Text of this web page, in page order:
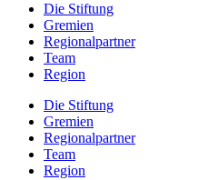
Die Stiftung
Gremien
Regionalpartner
Team
Region
Die Stiftung
Gremien
Regionalpartner
Team
Region